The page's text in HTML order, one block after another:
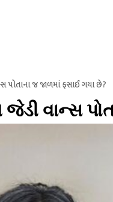
પોતાના જ જાળમાં ફસાઈ ગયા છે?
જેડી વાન્સ